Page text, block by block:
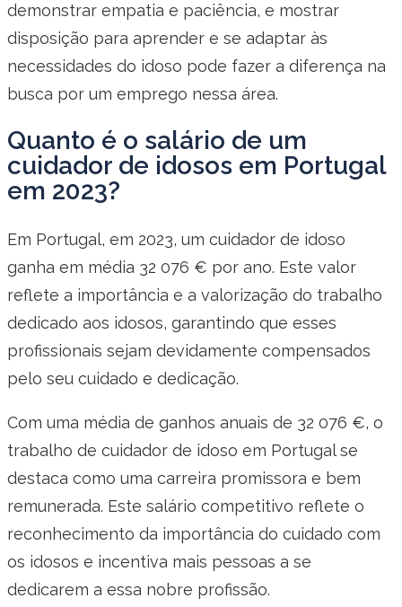
demonstrar empatia e paciência, e mostrar
disposição para aprender e se adaptar às
necessidades do idoso pode fazer a diferença na
busca por um emprego nessa área.
Quanto é o salário de um
cuidador de idosos em Portugal
em 2023?
Em Portugal, em 2023, um cuidador de idoso
ganha em média 32 076 € por ano. Este valor
reflete a importância e a valorização do trabalho
dedicado aos idosos, garantindo que esses
profissionais sejam devidamente compensados
pelo seu cuidado e dedicação.
Com uma média de ganhos anuais de 32 076 €, o
trabalho de cuidador de idoso em Portugal se
destaca como uma carreira promissora e bem
remunerada. Este salário competitivo reflete o
reconhecimento da importância do cuidado com
os idosos e incentiva mais pessoas a se
dedicarem a essa nobre profissão.